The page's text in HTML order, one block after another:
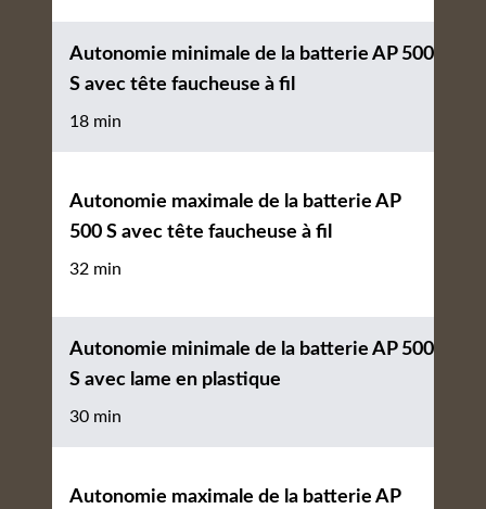
Autonomie minimale de la batterie AP 500
S avec tête faucheuse à fil
18 min
Autonomie maximale de la batterie AP
500 S avec tête faucheuse à fil
32 min
Autonomie minimale de la batterie AP 500
S avec lame en plastique
30 min
Autonomie maximale de la batterie AP